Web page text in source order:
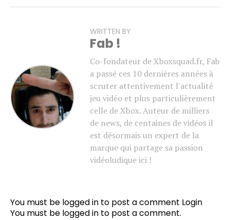
WRITTEN BY
Fab !
Co-fondateur de Xboxsquad.fr, Fab
a passé ces 10 dernières années à
scruter attentivement l'actualité
jeu vidéo et plus particulièrement
celle de Xbox. Auteur de milliers
de news, de centaines de vidéos il
est désormais un expert de la
marque qui partage sa passion
vidéoludique ici !
You must be logged in to post a comment Login
You must be logged in to post a comment.